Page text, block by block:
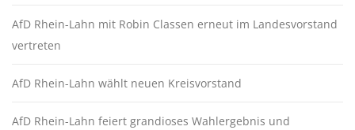
AfD Rhein-Lahn mit Robin Classen erneut im Landesvorstand
vertreten
AfD Rhein-Lahn wählt neuen Kreisvorstand
AfD Rhein-Lahn feiert grandioses Wahlergebnis und